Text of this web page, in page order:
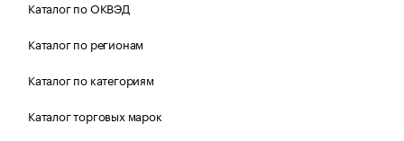
Каталог по ОКВЭД
Каталог по регионам
Каталог по категориям
Каталог торговых марок